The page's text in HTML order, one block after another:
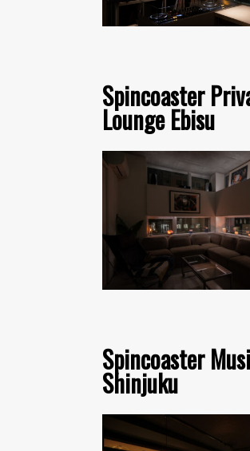
Spincoaster
Lounge Ebisu
Spincoaster
Shinjuku